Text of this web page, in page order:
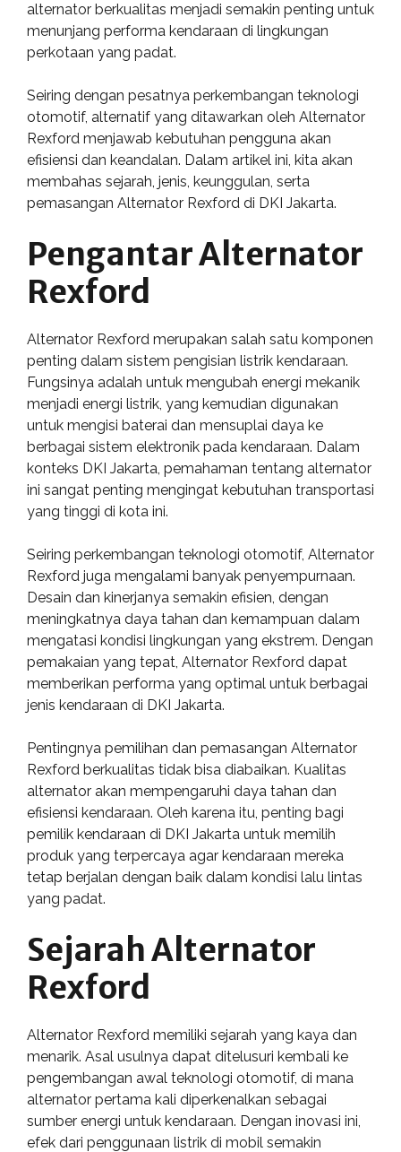
alternator berkualitas menjadi semakin penting untuk
menunjang performa kendaraan di lingkungan
perkotaan yang padat.
Seiring dengan pesatnya perkembangan teknologi
otomotif, alternatif yang ditawarkan oleh Alternator
Rexford menjawab kebutuhan pengguna akan
efisiensi dan keandalan. Dalam artikel ini, kita akan
membahas sejarah, jenis, keunggulan, serta
pemasangan Alternator Rexford di DKI Jakarta.
Pengantar Alternator
Rexford
Alternator Rexford merupakan salah satu komponen
penting dalam sistem pengisian listrik kendaraan.
Fungsinya adalah untuk mengubah energi mekanik
menjadi energi listrik, yang kemudian digunakan
untuk mengisi baterai dan mensuplai daya ke
berbagai sistem elektronik pada kendaraan. Dalam
konteks DKI Jakarta, pemahaman tentang alternator
ini sangat penting mengingat kebutuhan transportasi
yang tinggi di kota ini.
Seiring perkembangan teknologi otomotif, Alternator
Rexford juga mengalami banyak penyempurnaan.
Desain dan kinerjanya semakin efisien, dengan
meningkatnya daya tahan dan kemampuan dalam
mengatasi kondisi lingkungan yang ekstrem. Dengan
pemakaian yang tepat, Alternator Rexford dapat
memberikan performa yang optimal untuk berbagai
jenis kendaraan di DKI Jakarta.
Pentingnya pemilihan dan pemasangan Alternator
Rexford berkualitas tidak bisa diabaikan. Kualitas
alternator akan mempengaruhi daya tahan dan
efisiensi kendaraan. Oleh karena itu, penting bagi
pemilik kendaraan di DKI Jakarta untuk memilih
produk yang terpercaya agar kendaraan mereka
tetap berjalan dengan baik dalam kondisi lalu lintas
yang padat.
Sejarah Alternator
Rexford
Alternator Rexford memiliki sejarah yang kaya dan
menarik. Asal usulnya dapat ditelusuri kembali ke
pengembangan awal teknologi otomotif, di mana
alternator pertama kali diperkenalkan sebagai
sumber energi untuk kendaraan. Dengan inovasi ini,
efek dari penggunaan listrik di mobil semakin